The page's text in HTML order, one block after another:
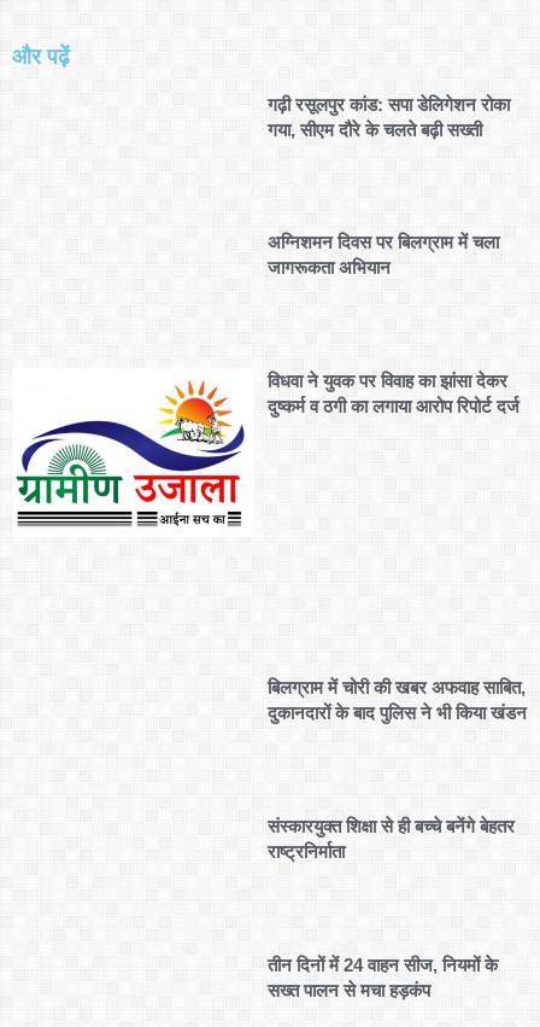
और पढ़ें
गढ़ी रसूलपुर कांड: सपा डेलिगेशन रोका
गया, सीएम दौरे के चलते बढ़ी सख्ती
अग्निशमन दिवस पर बिलग्राम में चला
जागरूकता अभियान
विधवा ने युवक पर विवाह का झांसा देकर
दुष्कर्म व ठगी का लगाया आरोप रिपोर्ट दर्ज
बिलग्राम में चोरी की खबर अफवाह साबित,
दुकानदारों के बाद पुलिस ने भी किया खंडन
संस्कारयुक्त शिक्षा से ही बच्चे बनेंगे बेहतर
राष्ट्रनिर्माता
तीन दिनों में 24 वाहन सीज, नियमों के
सख्त पालन से मचा हड़कंप